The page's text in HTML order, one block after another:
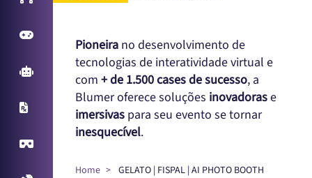
Games
Arcade Games
Pioneira no desenvolvimento de
tecnologias de interatividade virtual e
com + de 1.500 cases de sucesso, a
Blumer oferece soluções inovadorase
imersivas para seu evento se tornar
inesquecível.
Home GELATO | FISPAL | AI PHOTO BOOTH